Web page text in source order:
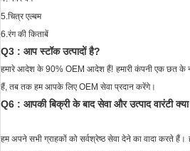
5.चित्र एल्बम
6.रंग की किताबें
Q3 : आप स्टॉक उत्पादों है?
हमारे आदेश के 90% OEM आदेश हैं! हमारी कंपनी एक छत के
हैं, तब तक हम आपके लिए OEM सेवा प्रदान करेंगे।
Q6 : आपकी बिक्री के बाद सेवा और उत्पाद वारंटी
हम अपने सभी ग्राहकों को सर्वश्रेष्ठ सेवा देने का वादा करते हैं।